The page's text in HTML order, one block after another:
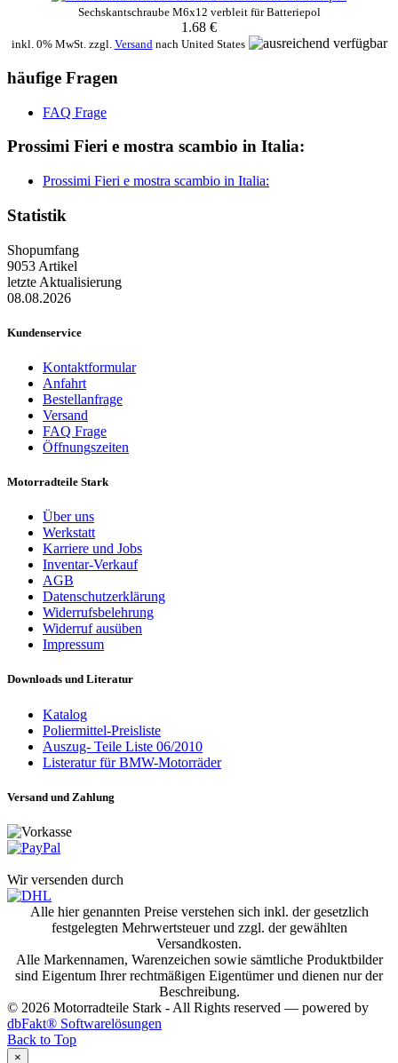
Sechskantschraube M6x12 verbleit für Batteriepol
1.68 €
inkl. 0% MwSt. zzgl. Versandnach United States
häufige Fragen
FAQ Frage
Prossimi Fieri e mostra scambio in Italia:
Prossimi Fieri e mostra scambio in Italia:
Statistik
Shopumfang
9053 Artikel
letzte Aktualisierung
08.08.2026
Kundenservice
Kontaktformular
Anfahrt
Bestellanfrage
Versand
FAQ Frage
Öffnungszeiten
Motorradteile Stark
Über uns
Werkstatt
Karriere und Jobs
Inventar-Verkauf
AGB
Datenschutzerklärung
Widerrufsbelehrung
Widerruf ausüben
Impressum
Downloads und Literatur
Katalog
Poliermittel-Preisliste
Auszug- Teile Liste 06/2010
Listeratur für BMW-Motorräder
Versand und Zahlung
Wir versenden durch
Alle hier genannten Preise verstehen sich inkl. der gesetzlich
festgelegten Mehrwertsteuer und zzgl. der gewählten
Versandkosten.
Alle Markennamen, Warenzeichen sowie sämtliche Produktbilder
sind Eigentum Ihrer rechtmäßigen Eigentümer und dienen nur der
Beschreibung.
© 2026 Motorradteile Stark - All Rights reserved — powered by
dbFakt® Softwarelösungen
Back to Top
×